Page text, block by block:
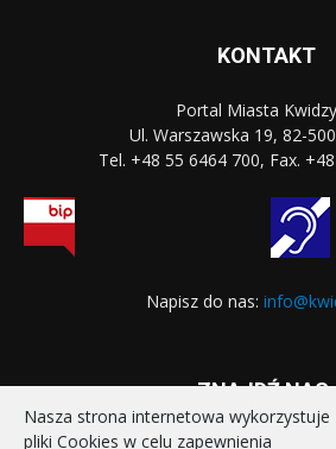
KONTAKT
Portal Miasta
Ul. Warszawska 19, 82-
Tel. +48 55 6464 700, Fax.
Napisz do nas:
ZNAJDŹ NAS:
Nasza strona internetowa wykorzystuje
pliki Cookies w celu zapewnienia